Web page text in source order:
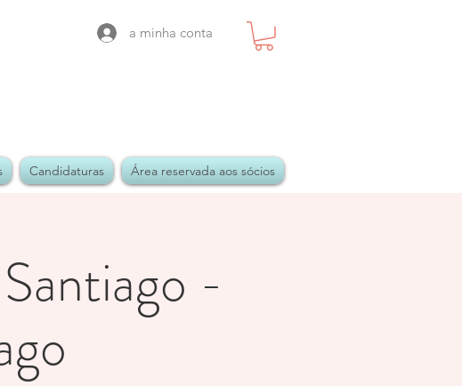
a minha conta
Candidaturas Área reservada aos sócios
-